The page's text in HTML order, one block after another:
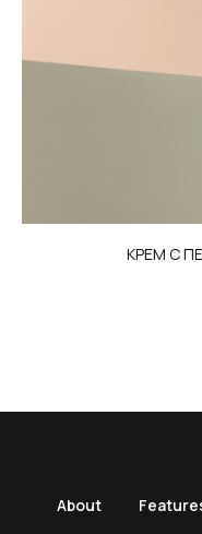
КРЕМ С
About